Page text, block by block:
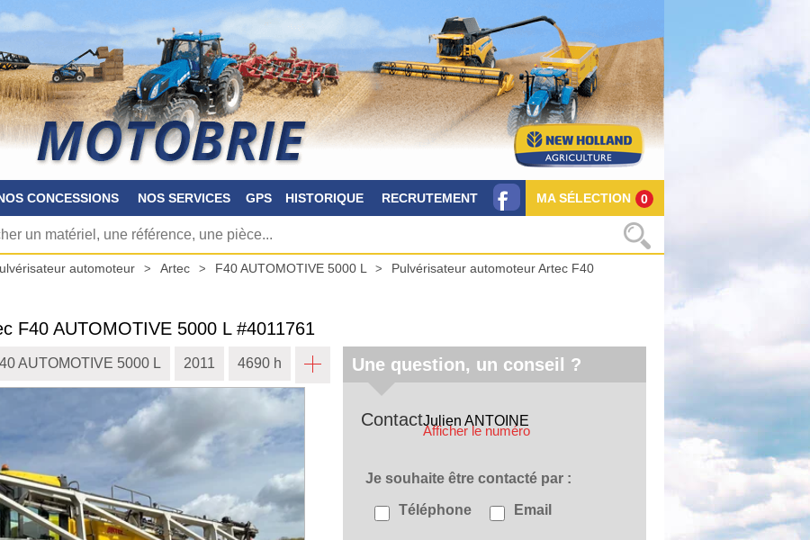
CONCESSIONS NOS SERVICES GPS HISTORIQUE RECRUTEMENT MA SÉLECTION 0
automoteur Artec F40 AUTOMOTIVE 5000 L
Pulvérisateur automoteur Artec F40
F40 AUTOMOTIVE 5000 L #4011761
AUTOMOTIVE 5000 L 2011 4690 h Une question, un conseil ?
Je souhaite être contacté par
Téléphone Email
ContactJulien ANTOINE
Afficher le numéro